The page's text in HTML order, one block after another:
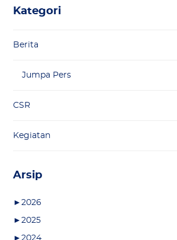
Kategori
Berita
Jumpa Pers
CSR
Kegiatan
Arsip
►2026
►2025
►2024